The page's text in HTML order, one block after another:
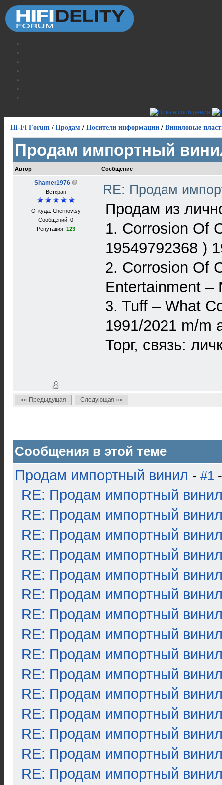
Hi-Fi Forum / Продам / Носители информации / Виниловые
Продам импортный
Автор Сообщение
Shamer1976
Ветеран
Откуда: Chernovtsy
Сообщений: 0
Репутация: 123
RE: Продам
Продам из
1. Corrosion Of
19549792368 )
2. Corrosion Of
Entertainment –
3. Tuff – What
1991/2021 m/m
Торг, связь:
«« Предыдущая Следующая »»
Сообщения в этой теме
Продам импортный винил - #1
RE: Продам импортный винил
RE: Продам импортный винил
RE: Продам импортный винил
RE: Продам импортный винил
RE: Продам импортный винил
RE: Продам импортный винил
RE: Продам импортный винил
RE: Продам импортный винил
RE: Продам импортный винил
RE: Продам импортный винил
RE: Продам импортный винил
RE: Продам импортный винил
RE: Продам импортный винил
RE: Продам импортный винил
RE: Продам импортный винил